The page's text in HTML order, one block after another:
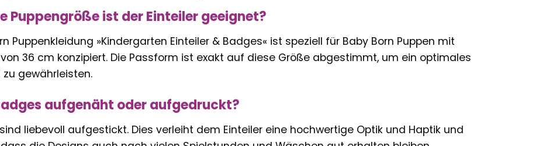
Puppengröße ist der Einteiler geeignet?
Puppenkleidung »Kindergarten Einteiler & Badges« ist speziell für Baby Born Puppen mit
36 cm konzipiert. Die Passform ist exakt auf diese Größe abgestimmt, um ein optimales
gewährleisten.
aufgenäht oder aufgedruckt?
liebevoll aufgestickt. Dies verleiht dem Einteiler eine hochwertige Optik und Haptik und